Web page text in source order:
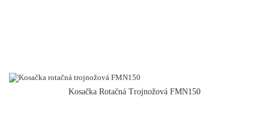
Kosačka Rotačná Trojnožová FMN150